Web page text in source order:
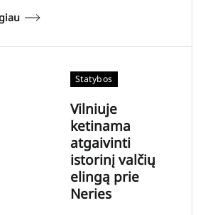
Statybos
Vilniuje
ketinama
atgaivinti
istorinį valčių
elingą prie
Neries